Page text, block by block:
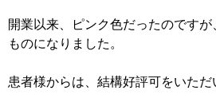
開業以来、ピンク色だったのです
ものになりました。
患者様からは、結構好評可をいただ